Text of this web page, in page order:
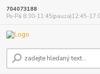
704073188
Po-Pá 8:30-11:45(pauza)12:45-